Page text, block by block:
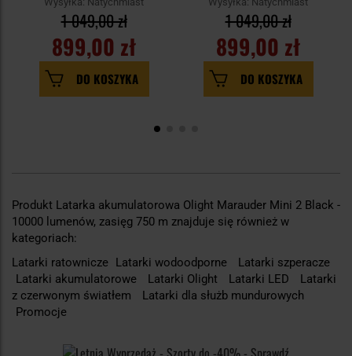
899,00 zł
1 049,00 zł
DO KOSZYKA
899,00 zł
1 049,00 zł
DO KOSZYKA
Produkt Latarka akumulatorowa Olight Marauder Mini 2 Black -
10000 lumenów, zasięg 750 m znajduje się również w
kategoriach:
Latarki ratownicze Latarki wodoodporne
Latarki szperacze
Latarki akumulatorowe
Latarki Olight Latarki LED
Latarki
z czerwonym światłem
Latarki dla służb mundurowych
Promocje